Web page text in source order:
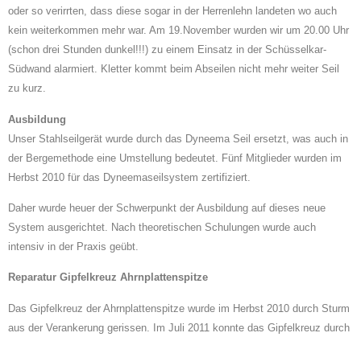
oder so verirrten, dass diese sogar in der Herrenlehn landeten wo auch
kein weiterkommen mehr war. Am 19.November wurden wir um 20.00 Uhr
(schon drei Stunden dunkel!!!) zu einem Einsatz in der Schüsselkar-
Südwand alarmiert. Kletter kommt beim Abseilen nicht mehr weiter Seil
zu kurz.
Ausbildung
Unser Stahlseilgerät wurde durch das Dyneema Seil ersetzt, was auch in
der Bergemethode eine Umstellung bedeutet. Fünf Mitglieder wurden im
Herbst 2010 für das Dyneemaseilsystem zertifiziert.
Daher wurde heuer der Schwerpunkt der Ausbildung auf dieses neue
System ausgerichtet. Nach theoretischen Schulungen wurde auch
intensiv in der Praxis geübt.
Reparatur Gipfelkreuz Ahrnplattenspitze
Das Gipfelkreuz der Ahrnplattenspitze wurde im Herbst 2010 durch Sturm
aus der Verankerung gerissen. Im Juli 2011 konnte das Gipfelkreuz durch